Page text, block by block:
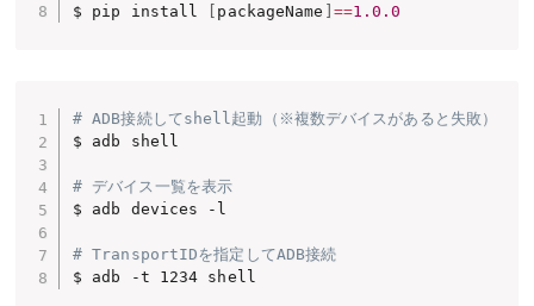
$ pip install
packageName ==1.0 .0
# ADB接続してshell起動（※複数デバイスがあると失敗）
$ adb shell
# デバイス一覧を表示
$ adb devices -l
# TransportIDを指定してADB接続
$ adb -t 1234 shell